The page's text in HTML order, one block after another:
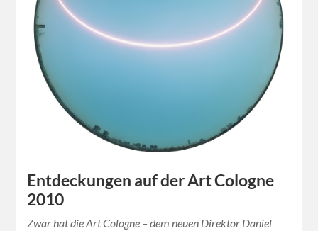
Entdeckungen auf der Art Cologne
2010
Zwar hat die Art Cologne – dem neuen Direktor Daniel